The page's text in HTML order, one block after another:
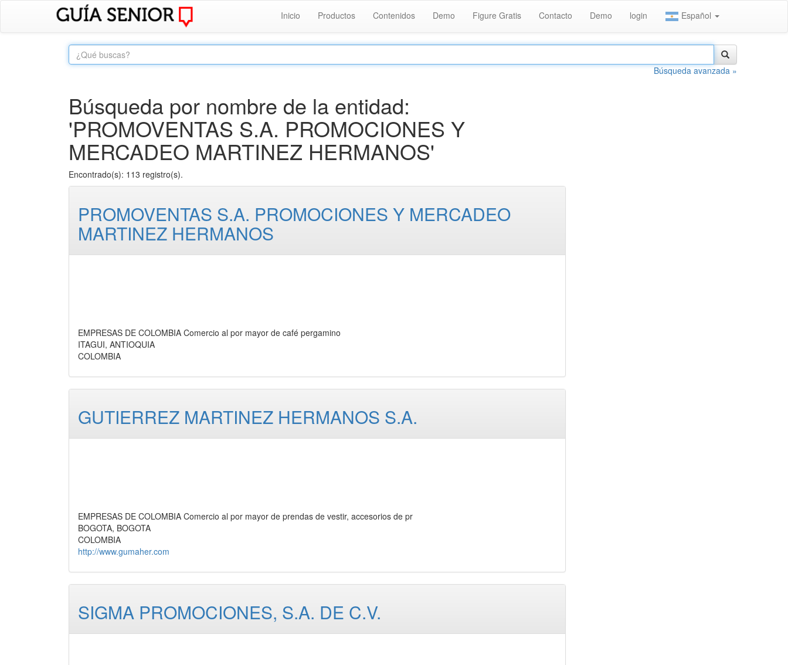
Inicio Productos Contenidos Demo Figure Gratis Contacto Demo login Español
Búsqueda avanzada »
Búsqueda por nombre de la entidad:
'PROMOVENTAS S.A. PROMOCIONES Y
MERCADEO MARTINEZ HERMANOS'
Encontrado(s): 113 registro(s).
PROMOVENTAS S.A. PROMOCIONES Y MERCADEO
MARTINEZ HERMANOS
EMPRESAS DE COLOMBIA Comercio al por mayor de café pergamino
ITAGUI, ANTIOQUIA
COLOMBIA
GUTIERREZ MARTINEZ HERMANOS S.A.
EMPRESAS DE COLOMBIA Comercio al por mayor de prendas de vestir, accesorios de pr
BOGOTA, BOGOTA
COLOMBIA
http://www.gumaher.com
SIGMA PROMOCIONES, S.A. DE C.V.